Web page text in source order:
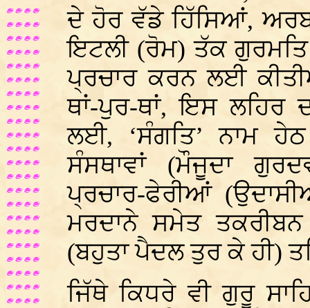
ਦੇ ਹੋਰ ਵੱਡੇ ਹਿੱਸਿਆਂ,
ਇਟਲੀ (ਰੋਮ) ਤੱਕ
ਪ੍ਰਚਾਰ ਕਰਨ ਲਈ
ਥਾਂ-ਪੁਰ-ਥਾਂ, ਇਸ ਲਹਿਰ
ਲਈ, ‘ਸੰਗਤਿ’ ਨਾਮ ਹੇਠ
ਸੰਸਥਾਵਾਂ (ਮੌਜੂਦਾ
ਪ੍ਰਚਾਰ-ਫੇਰੀਆਂ
ਮਰਦਾਨੇ ਸਮੇਤ
(ਬਹੁਤਾ ਪੈਦਲ ਤੁਰ ਕੇ ਹੀ)
ਜਿੱਥੇ ਕਿਧਰੇ ਵੀ ਗੁਰੂ